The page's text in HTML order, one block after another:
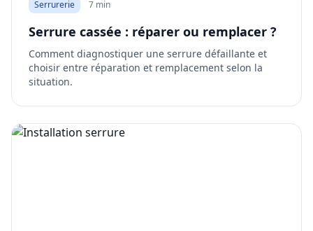
Serrurerie 7 min
Serrure cassée : réparer ou remplacer ?
Comment diagnostiquer une serrure défaillante et
choisir entre réparation et remplacement selon la
situation.